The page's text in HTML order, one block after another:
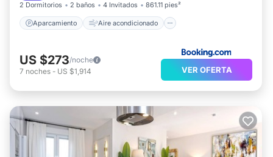
2 Dormitorios 2 baños 4 Invitados 861.11 pies²
Aparcamiento Aire acondicionado
US $273/noche
7 noches - US $1,914 VER OFERTA